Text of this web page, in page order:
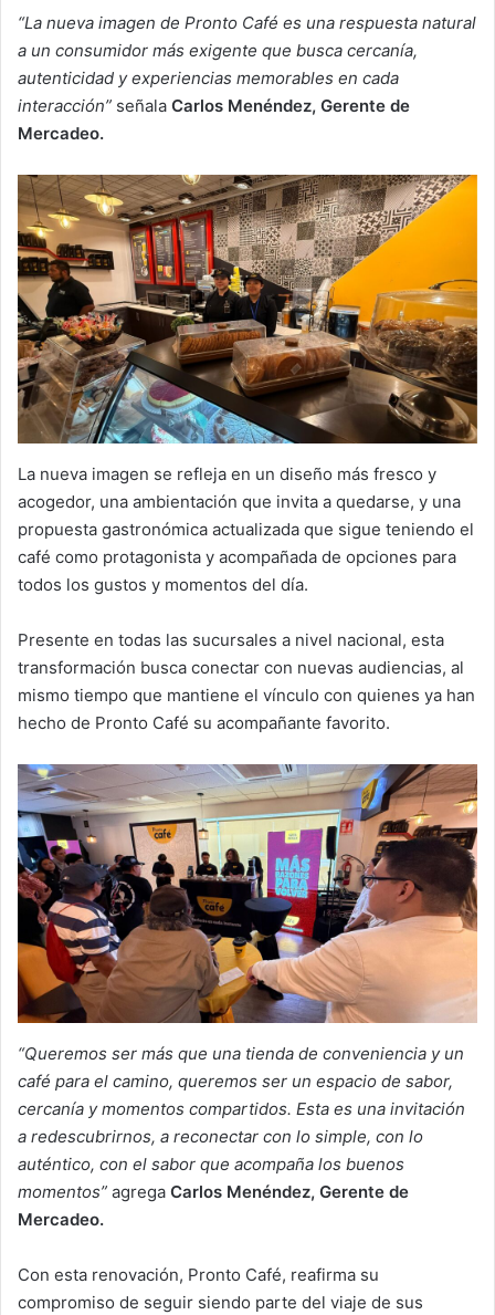
“La nueva imagen de Pronto Café es una respuesta natural
a un consumidor más exigente que busca cercanía,
autenticidad y experiencias memorables en cada
interacción” señala Carlos Menéndez, Gerente de
Mercadeo.
La nueva imagen se refleja en un diseño más fresco y
acogedor, una ambientación que invita a quedarse, y una
propuesta gastronómica actualizada que sigue teniendo el
café como protagonista y acompañada de opciones para
todos los gustos y momentos del día.
Presente en todas las sucursales a nivel nacional, esta
transformación busca conectar con nuevas audiencias, al
mismo tiempo que mantiene el vínculo con quienes ya han
hecho de Pronto Café su acompañante favorito.
“Queremos ser más que una tienda de conveniencia y un
café para el camino, queremos ser un espacio de sabor,
cercanía y momentos compartidos. Esta es una invitación
a redescubrirnos, a reconectar con lo simple, con lo
auténtico, con el sabor que acompaña los buenos
momentos” agrega Carlos Menéndez, Gerente de
Mercadeo.
Con esta renovación, Pronto Café, reafirma su
compromiso de seguir siendo parte del viaje de sus